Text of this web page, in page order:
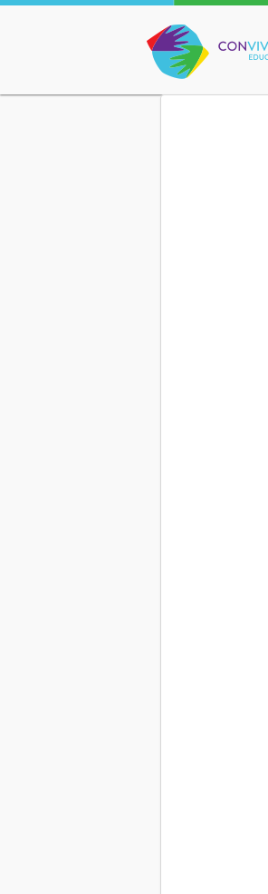
Conviva Educação